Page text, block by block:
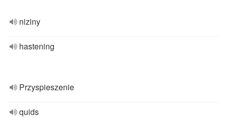
niziny
hastening
Przyspieszenie
quids